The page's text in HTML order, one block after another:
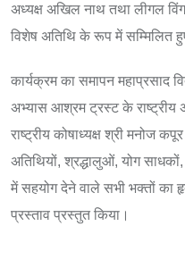
अध्यक्ष अखिल नाथ तथा लीगल
विशेष अतिथि के रूप में सम्मिलित
कार्यक्रम का समापन
अभ्यास आश्रम ट्रस्ट के राष्ट्रीय
राष्ट्रीय कोषाध्यक्ष श्री मनोज
अतिथियों, श्रद्धालुओं, योग
में सहयोग देने वाले सभी भक्तों का
प्रस्ताव प्रस्तुत किया।